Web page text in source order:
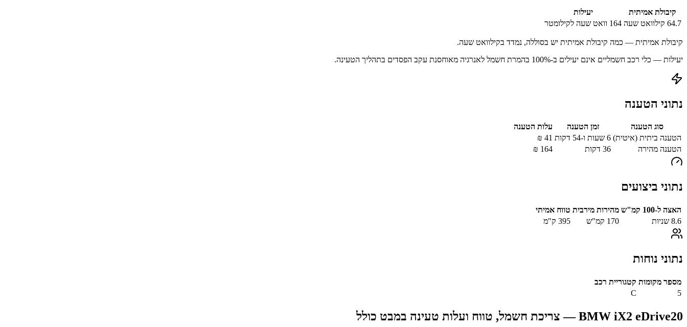
קיבולת אמיתית
יעילות
64.7 קילוואט שעה 164 וואט שעה לקילומטר
קיבולת אמיתית — כמה קיבולת אמיתית יש בסוללה, נמדד בקילוואט שעה.
יעילות — כלי רכב חשמליים אינם יעילים ב-100% בהמרת חשמל לאנרגיה מאוחסנת עקב הפסדים בתהליך הטעינה.
נתוני הטענה
סוג הטענה זמן הטענה
עלות הטענה
הטענה ביתית (איטית) 6 שעות ו-54 דקות 41
₪
הטענה מהירה
36 דקות 164
₪
נתוני ביצועים
האצה ל-100 קמ"ש מהירות מירבית טווח אמיתי
8.6 שניות 170 קמ"ש 395 ק"מ
נתוני נוחות
מספר מקומות קטגוריית רכב
5
C
BMW iX2 eDrive20— צריכת חשמל, טווח ועלות טעינה במבט כולל